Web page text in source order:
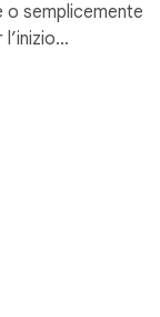
o semplicemente
l’inizio…